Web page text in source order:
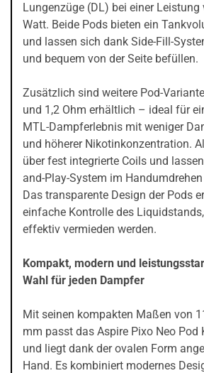
Lungenzüge (DL) bei einer Leistung
Watt. Beide Pods bieten ein
und lassen sich dank Side-Fill-
und bequem von der Seite befüllen.
Zusätzlich sind weitere Pod-
und 1,2 Ohm erhältlich – ideal für
MTL-Dampferlebnis mit weniger
und höherer Nikotinkonzentration.
über fest integrierte Coils und
and-Play-System im
Das transparente Design der Pods
einfache Kontrolle des
effektiv vermieden werden.
Kompakt, modern und
Wahl für jeden Dampfer
Mit seinen kompakten Maßen von
mm passt das Aspire Pixo Neo Pod
und liegt dank der ovalen Form
Hand. Es kombiniert modernes